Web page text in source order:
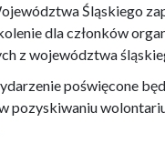
Śląskiego
dla członków
z województwa
poświęcone
pozyskiwaniu